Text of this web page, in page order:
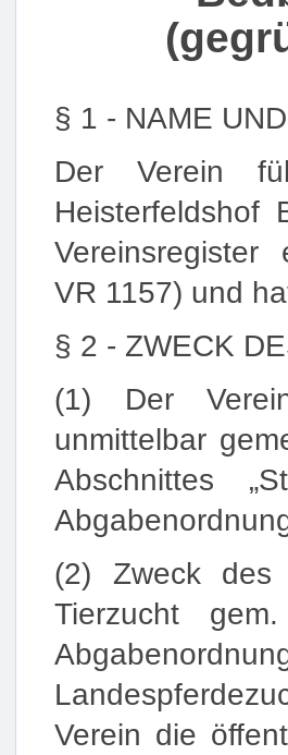
§ 1 - NAME
Der Verein
Heisterfeldshof
Vereinsregister
VR 1157) und
§ 2 - ZWECK
(1) Der
unmittelbar
Abschnittes
(2) Zweck des
Tierzucht
Verein die